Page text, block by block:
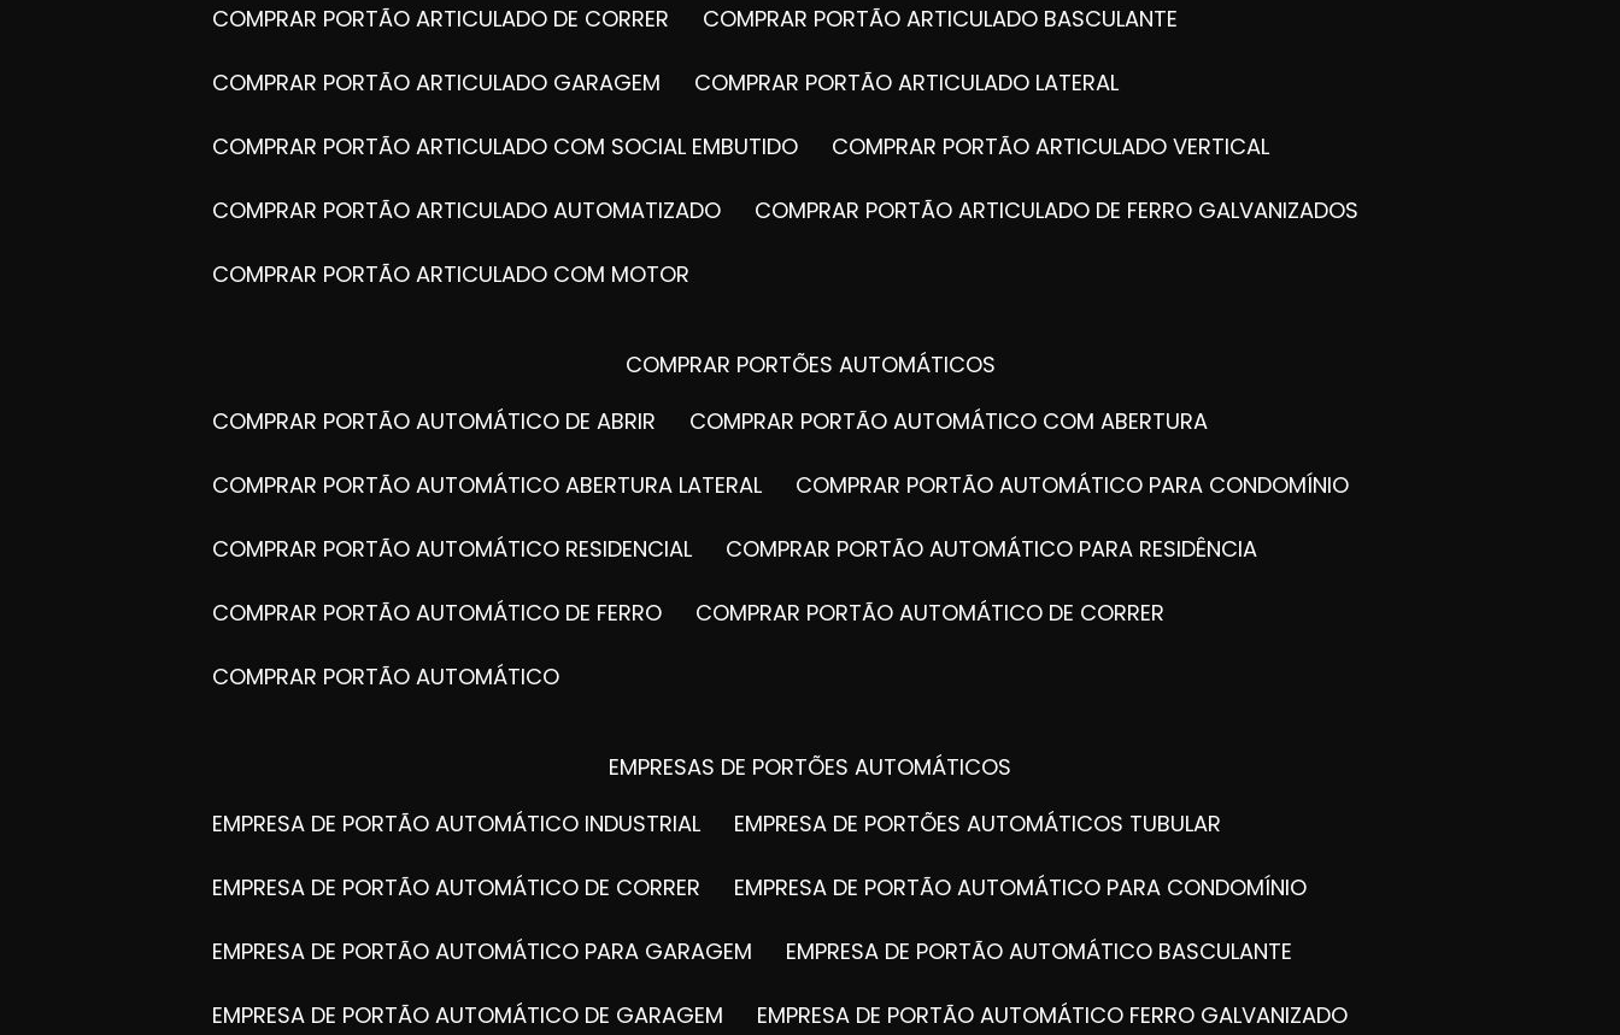
COMPRAR PORTÃO ARTICULADO DE CORRER COMPRAR PORTÃO ARTICULADO BASCULANTE
COMPRAR PORTÃO ARTICULADO GARAGEM COMPRAR PORTÃO ARTICULADO LATERAL
COMPRAR PORTÃO ARTICULADO COM SOCIAL EMBUTIDO COMPRAR PORTÃO ARTICULADO VERTICAL
COMPRAR PORTÃO ARTICULADO AUTOMATIZADO COMPRAR PORTÃO ARTICULADO DE FERRO GALVANIZADOS
COMPRAR PORTÃO ARTICULADO COM MOTOR
COMPRAR PORTÕES AUTOMÁTICOS
COMPRAR PORTÃO AUTOMÁTICO DE ABRIR
COMPRAR PORTÃO AUTOMÁTICO COM ABERTURA
COMPRAR PORTÃO AUTOMÁTICO ABERTURA LATERAL COMPRAR PORTÃO AUTOMÁTICO PARA CONDOMÍNIO
COMPRAR PORTÃO AUTOMÁTICO RESIDENCIAL COMPRAR PORTÃO AUTOMÁTICO PARA RESIDÊNCIA
COMPRAR PORTÃO AUTOMÁTICO DE FERRO COMPRAR PORTÃO AUTOMÁTICO DE CORRER
COMPRAR PORTÃO AUTOMÁTICO
EMPRESAS DE PORTÕES AUTOMÁTICOS
EMPRESA DE PORTÃO AUTOMÁTICO INDUSTRIAL
EMPRESA DE PORTÕES AUTOMÁTICOS TUBULAR
EMPRESA DE PORTÃO AUTOMÁTICO DE CORRER EMPRESA DE PORTÃO AUTOMÁTICO PARA CONDOMÍNIO
EMPRESA DE PORTÃO AUTOMÁTICO PARA GARAGEM EMPRESA DE PORTÃO AUTOMÁTICO BASCULANTE
EMPRESA DE PORTÃO AUTOMÁTICO DE GARAGEM EMPRESA DE PORTÃO AUTOMÁTICO FERRO GALVANIZADO